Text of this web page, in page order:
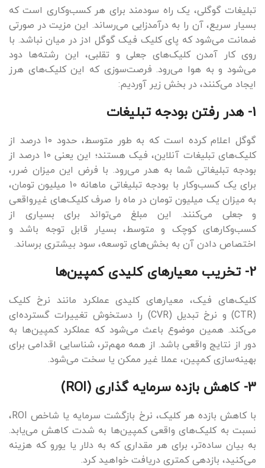
تبلیغات گوگلی، یک راه سودمند برای هر کسب‌وکاری است که
بسیار سریع، آن را به درآمدزایی می‌رساند. این مزیت در صورتی
ضمانت می‌شود که پای کلیک فیک گوگل ادز در میان نباشد. با
روی کار آمدن کلیک‌های جعلی و تقلبی، این رشته‌ها دود
می‌شود و به هوا می‌رود. فرصت‌سوزی که این کلیک‌های هرز
ایجاد می‌کنند، در بخش زیر آوردیم:
1- هدر رفتن بودجه تبلیغات
گوگل اعلام کرده است که به طور متوسط، حدود 10 درصد از
کلیک‌های تبلیغات آنلاین، فیک هستند؛ این یعنی 10 درصد از
بودجه تبلیغاتی شما به هدر می‌رود. با فرض این میزان ضرر،
برای یک کسب‌وکار با بودجه تبلیغاتی ماهانه 10 میلیون تومان،
به میزان یک میلیون تومان در ماه را صرف کلیک‌های غیرواقعی
و جعلی می‌کنند. این مبلغ می‌تواند برای بسیاری از
کسب‌وکارهای کوچک و متوسط، بسیار قابل توجه باشد و
اختصاص دادن آن به بخش‌های توسعه، سود بیشتری برساند.
2- تخریب معیارهای کلیدی کمپین‌ها
کلیک‌های فیک، معیارهای کلیدی عملکرد مانند نرخ کلیک
(CTR) و نرخ تبدیل (CVR) را دستخوش تغییرات گسترده‌ای
می‌کند. همین موضوع باعث می‌شود که عملکرد کمپین‌ها به
دور از نتایج واقعی باشد. از همه مهم‌تر، شناسایی اقدامی برای
بهینه‌سازی کمپین، عملا غیر ممکن یا سخت می‌شود.
3- کاهش بازده سرمایه گذاری (ROI)
با کاهش بازده هر کلیک، نرخ بازگشت سرمایه یا شاخص ROI،
نسبت به کلیک‌های واقعی کمپین‌ها به شدت کاهش می‌یابد.
به بیان ساده‌تر، برای هر مقداری که به دلار یا یورو که هزینه
می‌کنید، بازدهی کمتری دریافت خواهید کرد.